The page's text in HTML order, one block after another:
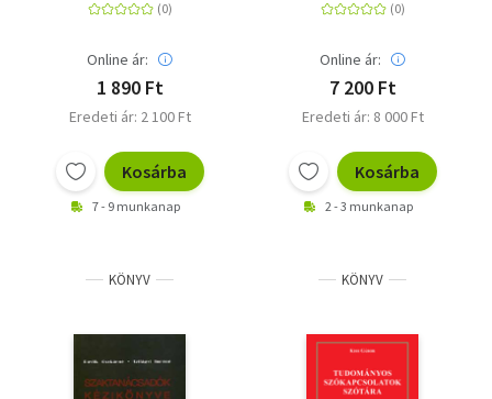
Online ár:
1 890 Ft
Eredeti ár: 2 100 Ft
Kosárba
7 - 9 munkanap
mesteriskolája
Online ár:
7 200 Ft
Eredeti ár: 8 000 Ft
Kosárba
2 - 3 munkanap
KÖNYV KÖNYV